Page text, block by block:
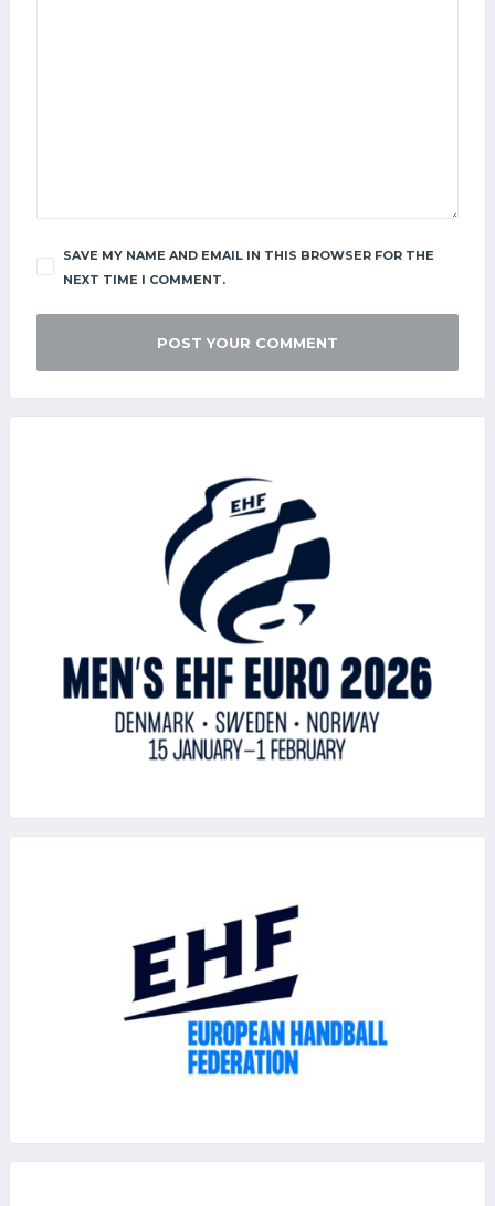
SAVE MY NAME AND EMAIL IN THIS BROWSER FOR THE
NEXT TIME I COMMENT.